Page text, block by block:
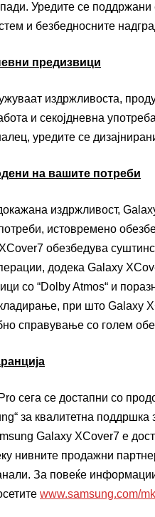
Уредите се
и безбедносните
предизвици
издржливоста,
и секојдневна
уредите се
на вашите потреби
издржливост,
истовремено
обезбедува
додека Galaxy
со “Dolby Atmos“ и
при што Galaxy
справување со голем
сега се достапни со
за квалитетна
Galaxy XCover7 е
нивните продажни
За повеќе
www.samsung.com/mk